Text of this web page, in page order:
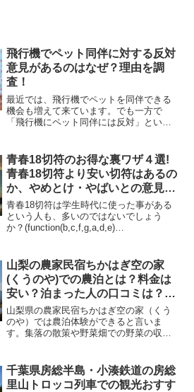
飛行機でペット同伴に対する反対
意見があるのはなぜ？理由を調
査！
最近では、飛行機でペットを同伴できる
機会も増えて来ています。でも一方で
「飛行機にペット同伴には反対」という
一部の人たちがペット同伴に懸念を抱く
のか代表的な理由を調べてま...
青春18切符のお得な裏ワザ４選!
青春18切符より安い切符はあるの
か、やめとけ・やばいとの意見に
ついても!
青春18切符は学生時代に使った事がある
という人も、多いのではないでしょう
か？(function(b,c,f,g,a,d,e)
山梨の農家民宿ちかはぎ空の家
(くうのや)での農泊とは？料金は
安い？泊まった人の口コミは？囲
炉裏体験など、古民家ならではの
宿泊を関東で！
山梨県の農家民宿ちかはぎ空の家（くう
のや）では農泊体験ができると言いま
す。集落の散策や野菜畑での野菜の収
でできるということですが、農泊とは一
体どんなものなのでしょう？料...
千葉県房総半島・小湊鉄道の房総
里山トロッコ列車での観光おすす